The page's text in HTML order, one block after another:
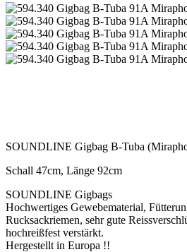
SOUNDLINE Gigbag B-Tuba
Schall 47cm, Länge 92cm
SOUNDLINE Gigbags
Hochwertiges Gewebematerial,
Rucksackriemen, sehr gute
hochreißfest verstärkt.
Hergestellt in Europa !!